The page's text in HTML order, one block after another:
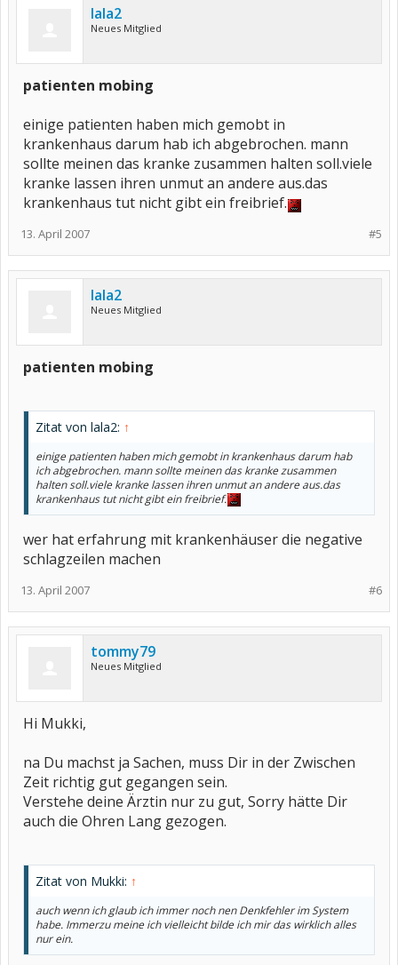
lala2
Neues Mitglied
patienten mobing
einige patienten haben mich gemobt in
krankenhaus darum hab ich abgebrochen. mann
sollte meinen das kranke zusammen halten soll.viele
kranke lassen ihren unmut an andere aus.das
krankenhaus tut nicht gibt ein freibrief.
#5
13. April 2007
lala2
Neues Mitglied
patienten mobing
Zitat von lala2: ↑
einige patienten haben mich gemobt in krankenhaus darum hab
ich abgebrochen. mann sollte meinen das kranke zusammen
halten soll.viele kranke lassen ihren unmut an andere aus.das
krankenhaus tut nicht gibt ein freibrief.
wer hat erfahrung mit krankenhäuser die negative
schlagzeilen machen
#6
13. April 2007
tommy79
Neues Mitglied
Hi Mukki,
na Du machst ja Sachen, muss Dir in der Zwischen
Zeit richtig gut gegangen sein.
Verstehe deine Ärztin nur zu gut, Sorry hätte Dir
auch die Ohren Lang gezogen.
Zitat von Mukki: ↑
auch wenn ich glaub ich immer noch nen Denkfehler im System
habe. Immerzu meine ich vielleicht bilde ich mir das wirklich alles
nur ein.